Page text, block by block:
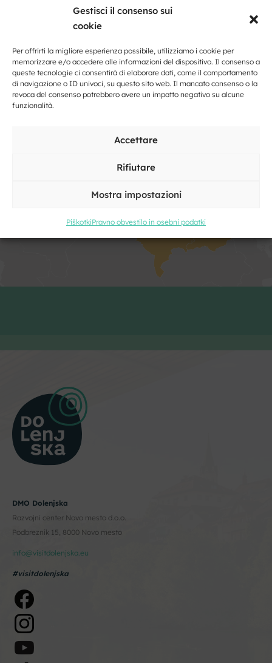
Gestisci il consenso sui
cookie
Per offrirti la migliore esperienza possibile, utilizziamo i cookie per
memorizzare e/o accedere alle informazioni del dispositivo. Il consenso a
queste tecnologie ci consentirà di elaborare dati, come il comportamento
di navigazione o ID univoci, su questo sito web. Il mancato consenso o la
revoca del consenso potrebbero avere un impatto negativo su alcune
funzionalità.
Accettare
Rifiutare
Mostra impostazioni
PiškotkiPravno obvestilo in osebni podatki
e abilitare questo contenuto
DMO Dolenjska
Razvojni center Novo mesto d.o.o.
Podbreznik 15, 8000 Novo mesto
info@visitdolenjska.eu
#visitdolenjska